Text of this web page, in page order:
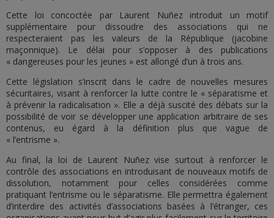
Cette loi concoctée par Laurent Nuñez introduit un motif
supplémentaire pour dissoudre des associations qui ne
respecteraient pas les valeurs de la République (jacobine
maçonnique). Le délai pour s’opposer à des publications
« dangereuses pour les jeunes » est allongé d’un à trois ans.
Cette législation s’inscrit dans le cadre de nouvelles mesures
sécuritaires, visant à renforcer la lutte contre le « séparatisme et
à prévenir la radicalisation ». Elle a déjà suscité des débats sur la
possibilité de voir se développer une application arbitraire de ses
contenus, eu égard à la définition plus que vague de
« l’entrisme ».
Au final, la loi de Laurent Nuñez vise surtout à renforcer le
contrôle des associations en introduisant de nouveaux motifs de
dissolution, notamment pour celles considérées comme
pratiquant l’entrisme ou le séparatisme. Elle permettra également
d’interdire des activités d’associations basées à l’étranger, ces